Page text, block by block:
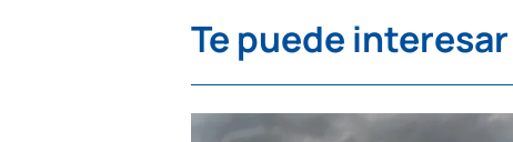
Te puede interesar